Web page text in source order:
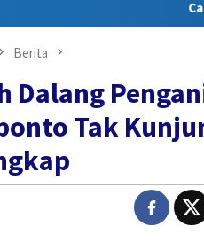
Berita
Dalang
Tak